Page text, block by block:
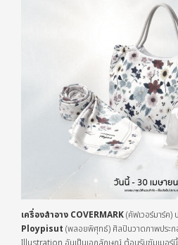
เครื่องสำอาง COVERMARK(คัฟเวอร์มาร์ค)
Ploypisut (พลอยพิศุทธ์) ศิลปินวาดภาพประก